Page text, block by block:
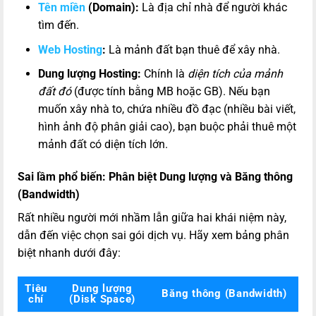
Tên miền (Domain): Là địa chỉ nhà để người khác
tìm đến.
Web Hosting: Là mảnh đất bạn thuê để xây nhà.
Dung lượng Hosting: Chính là diện tích của mảnh
đất đó(được tính bằng MB hoặc GB). Nếu bạn
muốn xây nhà to, chứa nhiều đồ đạc (nhiều bài viết,
hình ảnh độ phân giải cao), bạn buộc phải thuê một
mảnh đất có diện tích lớn.
Sai lầm phổ biến: Phân biệt Dung lượng và Băng thông
(Bandwidth)
Rất nhiều người mới nhầm lẫn giữa hai khái niệm này,
dẫn đến việc chọn sai gói dịch vụ. Hãy xem bảng phân
biệt nhanh dưới đây:
Tiêu
chí
Dung lượng
(Disk Space)
Băng thông (Bandwidth)